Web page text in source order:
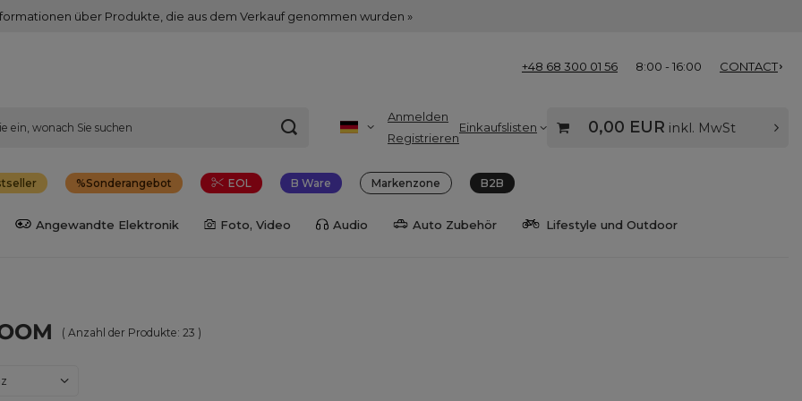
über Produkte, die aus dem Verkauf genommen wurden »
+48 68 300 01 56 8:00 - 16:00 CONTACT
Anmelden
Registrieren
Einkaufslisten 0,00 EUR inkl. MwSt
Sonderangebot EOL B Ware Markenzone B2B
Angewandte Elektronik Foto, Video Audio Auto Zubehör Lifestyle und Outdoor
( Anzahl der Produkte: 23 )